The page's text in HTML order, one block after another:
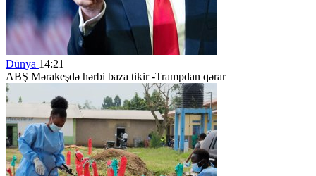
Dünya 14:21
ABŞ Mərakeşdə hərbi baza tikir -Trampdan qərar